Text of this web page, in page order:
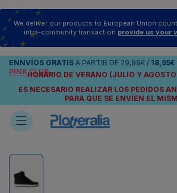
We deliver our products to European Union
intra-community transaction provide us your
ENNVÍOS GRATIS A PARTIR DE 29,99€ / 18,95€
PINK CLUB
HORARIO DE VERANO (JULIO Y
ES NECESARIO REALIZAR LOS PEDIDOS
PARA QUE SE ENVÍEN EL